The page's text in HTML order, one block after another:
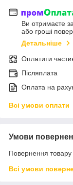
Ви отримаєте
або гроші
Детальніше
Оплатити
Післяплата
Оплата на
Всі умови оплати
Умови
Повернення товару
Всі умови